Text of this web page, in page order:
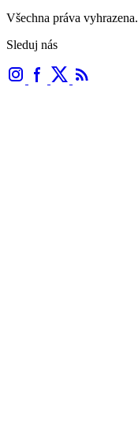
Všechna práva vyhrazena.
Sleduj nás